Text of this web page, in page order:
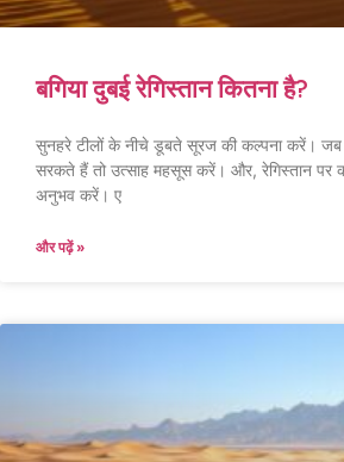
बगिया दुबई रेगिस्तान कितना है?
सुनहरे टीलों के नीचे डूबते सूरज की कल्पना करें।
सरकते हैं तो उत्साह महसूस करें। और, रेगिस्तान पर
अनुभव करें। ए
और पढ़ें »